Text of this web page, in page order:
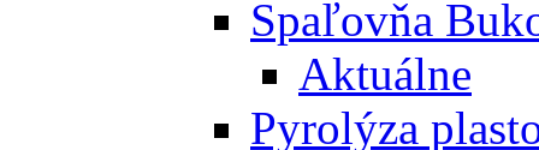
Spaľovňa
Aktuálne
Pyrolýza